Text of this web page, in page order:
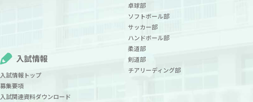
入試情報
入試情報トップ
募集要項
入試関連資料ダウンロード
卓球部
ソフトボール部
サッカー部
ハンドボール部
柔道部
剣道部
チアリーディング部